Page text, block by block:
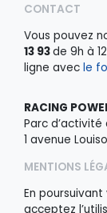
CONTACT
Vous pouvez
13 93de 9h à
ligne avec le
RACING
Parc d’activité
1 avenue
MENTIONS
En
acceptez